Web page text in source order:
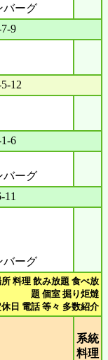
ーグ
9
12
6
ーグ
11
ーグ
料理 飲み放題 食べ放
題 個室 掘り炬燵
日 電話 等々 多数紹介
系統
料理